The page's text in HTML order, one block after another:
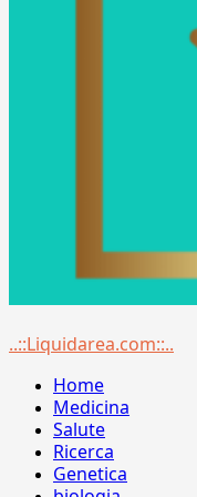
Menu
..::Liquidarea.com::..
Home
Medicina
Salute
Ricerca
Genetica